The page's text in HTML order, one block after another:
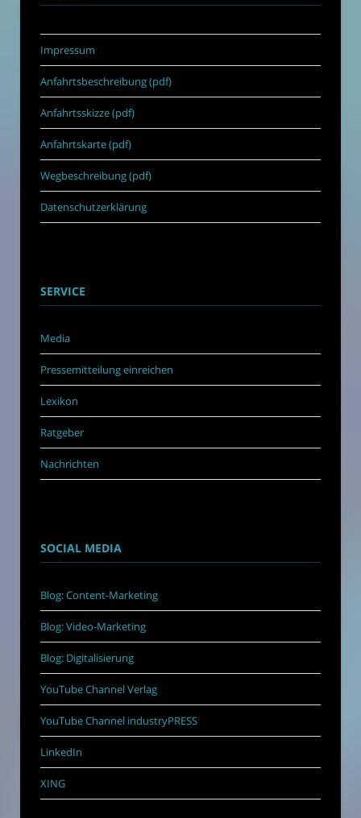
Impressum
Anfahrtsbeschreibung (pdf)
Anfahrtsskizze (pdf)
Anfahrtskarte (pdf)
Wegbeschreibung (pdf)
Datenschutzerklärung
SERVICE
Media
Pressemitteilung einreichen
Lexikon
Ratgeber
Nachrichten
SOCIAL MEDIA
Blog: Content-Marketing
Blog: Video-Marketing
Blog: Digitalisierung
YouTube Channel Verlag
YouTube Channel industryPRESS
LinkedIn
XING